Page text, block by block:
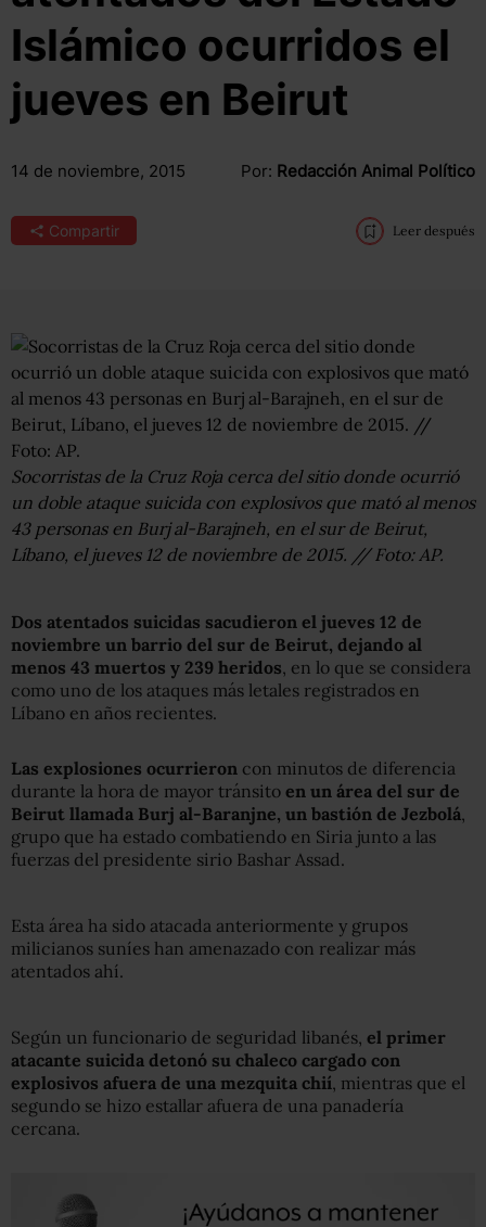
Islámico ocurridos el
jueves en Beirut
14 de noviembre, 2015 Por: Redacción Animal Político
Compartir Leer después
Socorristas de la Cruz Roja cerca del sitio donde ocurrió
un doble ataque suicida con explosivos que mató al menos
43 personas en Burj al-Barajneh, en el sur de Beirut,
Líbano, el jueves 12 de noviembre de 2015. // Foto: AP.
Dos atentados suicidas sacudieron el jueves 12 de
noviembre un barrio del sur de Beirut, dejando al
menos 43 muertos y 239 heridos, en lo que se considera
como uno de los ataques más letales registrados en
Líbano en años recientes.
Las explosiones ocurrieron con minutos de diferencia
durante la hora de mayor tránsito en un área del sur de
Beirut llamada Burj al-Baranjne, un bastión de Jezbolá,
grupo que ha estado combatiendo en Siria junto a las
fuerzas del presidente sirio Bashar Assad.
Esta área ha sido atacada anteriormente y grupos
milicianos suníes han amenazado con realizar más
atentados ahí.
Según un funcionario de seguridad libanés, el primer
atacante suicida detonó su chaleco cargado con
explosivos afuera de una mezquita chií, mientras que el
segundo se hizo estallar afuera de una panadería
cercana.